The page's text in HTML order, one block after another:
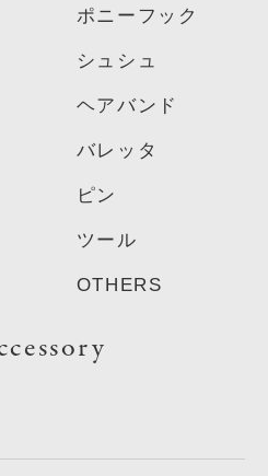
ポニーフック
シュシュ
ヘアバンド
バレッタ
ピン
ツール
OTHERS